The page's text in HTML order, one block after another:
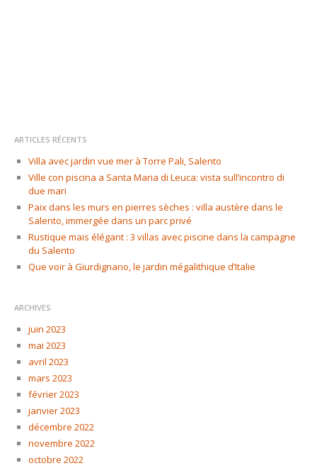
ARTICLES RÉCENTS
Villa avec jardin vue mer à Torre Pali, Salento
Ville con piscina a Santa Maria di Leuca: vista sull’incontro di
due mari
Paix dans les murs en pierres sèches : villa austère dans le
Salento, immergée dans un parc privé
Rustique mais élégant : 3 villas avec piscine dans la campagne
du Salento
Que voir à Giurdignano, le jardin mégalithique d’Italie
ARCHIVES
juin 2023
mai 2023
avril 2023
mars 2023
février 2023
janvier 2023
décembre 2022
novembre 2022
octobre 2022